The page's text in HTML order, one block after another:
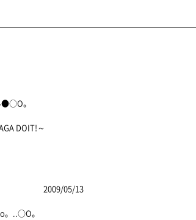
●○O。
～
13
..○O。